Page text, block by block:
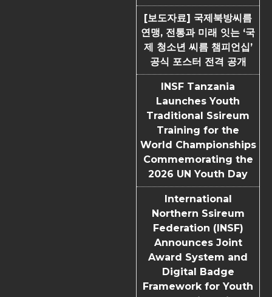
[보도자료] 국제북방씨름
연맹, 전통과 미래 잇는 ‘국
제 청소년 씨름 챔피언십’
공식 포스터 전격 공개
INSF Tanzania
Launches Youth
Traditional Ssireum
Training for the
World Championships
Commemorating the
2026 UN Youth Day
International
Northern Ssireum
Federation (INSF)
Announces Joint
Award System and
Digital Badge
Framework for Youth